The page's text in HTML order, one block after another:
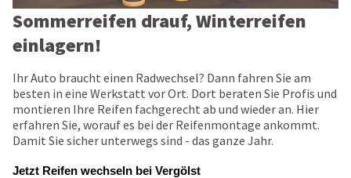
Sommerreifen drauf, Winterreifen
einlagern!
Ihr Auto braucht einen Radwechsel? Dann fahren Sie am
besten in eine Werkstatt vor Ort. Dort beraten Sie Profis und
montieren Ihre Reifen fachgerecht ab und wieder an. Hier
erfahren Sie, worauf es bei der Reifenmontage ankommt.
Damit Sie sicher unterwegs sind - das ganze Jahr.
Jetzt Reifen wechseln bei Vergölst